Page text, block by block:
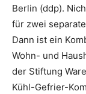
Berlin (ddp).
für zwei
Dann ist ein
Wohn- und
der Stiftung
Kühl-Gefrier-